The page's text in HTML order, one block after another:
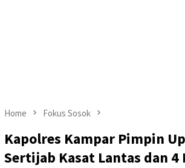
Home Fokus Sosok
Kapolres Kampar Pimpin
Sertijab Kasat Lantas dan 4